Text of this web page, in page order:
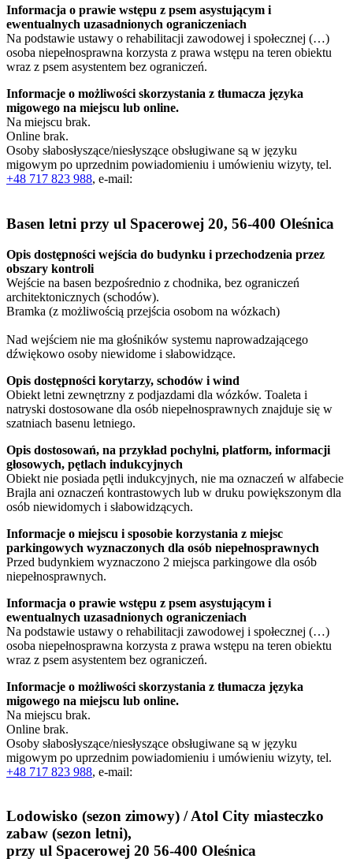
Informacja o prawie wstępu z psem asystującym i
ewentualnych uzasadnionych ograniczeniach
Na podstawie ustawy o rehabilitacji zawodowej i społecznej (…)
osoba niepełnosprawna korzysta z prawa wstępu na teren obiektu
wraz z psem asystentem bez ograniczeń.
Informacje o możliwości skorzystania z tłumacza języka
migowego na miejscu lub online.
Na miejscu brak.
Online brak.
Osoby słabosłyszące/niesłyszące obsługiwane są w języku
migowym po uprzednim powiadomieniu i umówieniu wizyty, tel.
+48 717 823 988, e-mail:
Basen letni przy ul Spacerowej 20, 56-400 Oleśnica
Opis dostępności wejścia do budynku i przechodzenia przez
obszary kontroli
Wejście na basen bezpośrednio z chodnika, bez ograniczeń
architektonicznych (schodów).
Bramka (z możliwością przejścia osobom na wózkach)
Nad wejściem nie ma głośników systemu naprowadzającego
dźwiękowo osoby niewidome i słabowidzące.
Opis dostępności korytarzy, schodów i wind
Obiekt letni zewnętrzny z podjazdami dla wózków. Toaleta i
natryski dostosowane dla osób niepełnosprawnych znajduje się w
szatniach basenu letniego.
Opis dostosowań, na przykład pochylni, platform, informacji
głosowych, pętlach indukcyjnych
Obiekt nie posiada pętli indukcyjnych, nie ma oznaczeń w alfabecie
Brajla ani oznaczeń kontrastowych lub w druku powiększonym dla
osób niewidomych i słabowidzących.
Informacje o miejscu i sposobie korzystania z miejsc
parkingowych wyznaczonych dla osób niepełnosprawnych
Przed budynkiem wyznaczono 2 miejsca parkingowe dla osób
niepełnosprawnych.
Informacja o prawie wstępu z psem asystującym i
ewentualnych uzasadnionych ograniczeniach
Na podstawie ustawy o rehabilitacji zawodowej i społecznej (…)
osoba niepełnosprawna korzysta z prawa wstępu na teren obiektu
wraz z psem asystentem bez ograniczeń.
Informacje o możliwości skorzystania z tłumacza języka
migowego na miejscu lub online.
Na miejscu brak.
Online brak.
Osoby słabosłyszące/niesłyszące obsługiwane są w języku
migowym po uprzednim powiadomieniu i umówieniu wizyty, tel.
+48 717 823 988, e-mail:
Lodowisko (sezon zimowy) / Atol City miasteczko
zabaw (sezon letni),
przy ul Spacerowej 20 56-400 Oleśnica